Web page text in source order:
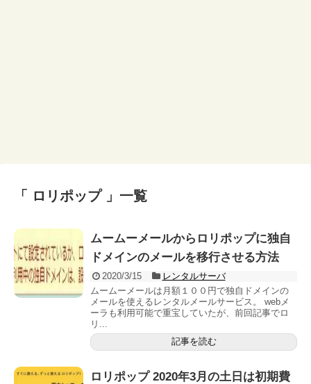
「 ロリポップ 」一覧
ムームーメールからロリポップに独自
ドメインのメールを移行させる方法
2020/3/15
レンタルサーバ
ムームーメールは月額１００円で独自ドメインの
メールを使えるレンタルメールサービス。 webメ
ーラも利用可能で重宝していたが、前回記事でロ
リ...
記事を読む
ロリポップ 2020年3月の土日は初期費